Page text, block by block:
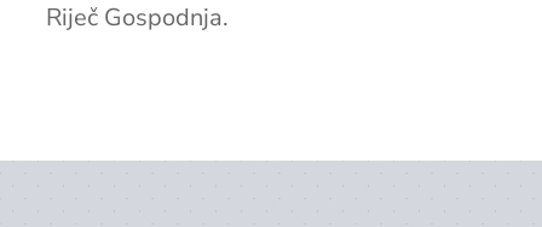
Riječ Gospodnja.